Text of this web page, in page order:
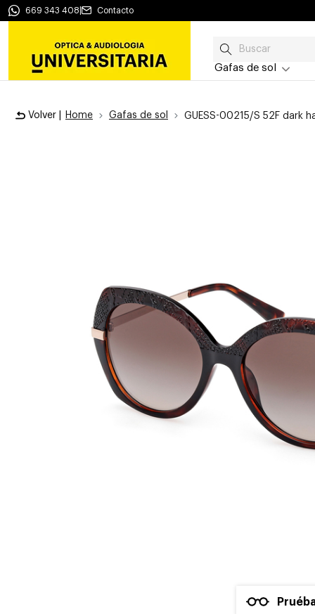
669 343 408 Contacto
Gafas de sol
Volver | Home Gafas de sol GUESS-00215/S 52F dark